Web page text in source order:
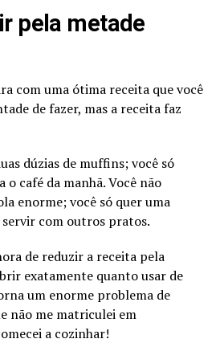
pela metade
com uma ótima receita que você
de fazer, mas a receita faz
dúzias de muffins; você só
o café da manhã. Você não
enorme; você só quer uma
com outros pratos.
de reduzir a receita pela
exatamente quanto usar de
um enorme problema de
não me matriculei em
a cozinhar!